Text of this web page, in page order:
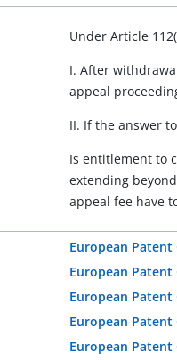
Under Article
I. After
appeal
II. If the answer
Is entitlement to
extending
appeal fee have
European Patent
European Patent
European Patent
European Patent
European Patent